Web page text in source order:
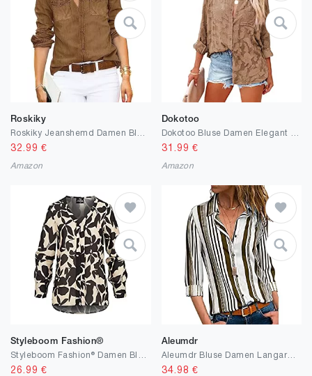
Roskiky
32.99 €
Amazon
Dokotoo
31.99 €
Amazon
Styleboom Fashion®
26.99 €
Aleumdr
Aleumdr Bluse Damen Langarm hemdbluse einfarbig Business Hemd Herbst und Sommer Revers Kragen S-XXL
34.98 €